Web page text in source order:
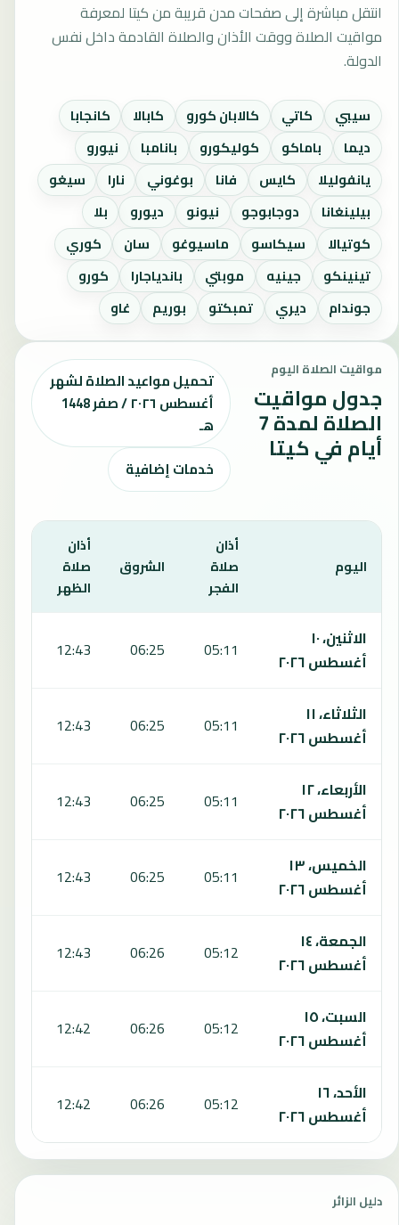
انتقل مباشرة إلى صفحات مدن قريبة من كيتا لمعرفة
مواقيت الصلاة ووقت الأذان والصلاة القادمة داخل نفس
الدولة.
سيبي كاتي كالابان كورو كابالا
كانجابا
ديما
باماكو كوليكورو بانامبا
نيورو
يانفوليلا
كايس فانا بوغوني نارا
سيغو
بيلينغانا
دوجابوجو نيونو ديورو
بلا
كوتيالا
سيكاسو ماسيوغو سان
كوري
تينينكو
جينيه موبتي باندياجارا
كورو
جوندام
ديري تمبكتو بوريم غاو
مواقيت الصلاة اليوم
جدول مواقيت
الصلاة لمدة 7
أيام في كيتا
تحميل مواعيد الصلاة لشهر
أغسطس ٢٠٢٦ / صفر 1448
هـ
خدمات إضافية
اليوم
أذان
صلاة
الفجر
الشروق
أذان
صلاة
الظهر
الاثنين، ١٠
أغسطس ٢٠٢٦
05:11
06:25
12:43
الثلاثاء، ١١
أغسطس ٢٠٢٦
05:11
06:25
12:43
الأربعاء، ١٢
أغسطس ٢٠٢٦
05:11
06:25
12:43
الخميس، ١٣
أغسطس ٢٠٢٦
05:11
06:25
12:43
الجمعة، ١٤
أغسطس ٢٠٢٦
05:12
06:26
12:43
السبت، ١٥
أغسطس ٢٠٢٦
05:12
06:26
12:42
الأحد، ١٦
أغسطس ٢٠٢٦
05:12
06:26
12:42
دليل الزائر